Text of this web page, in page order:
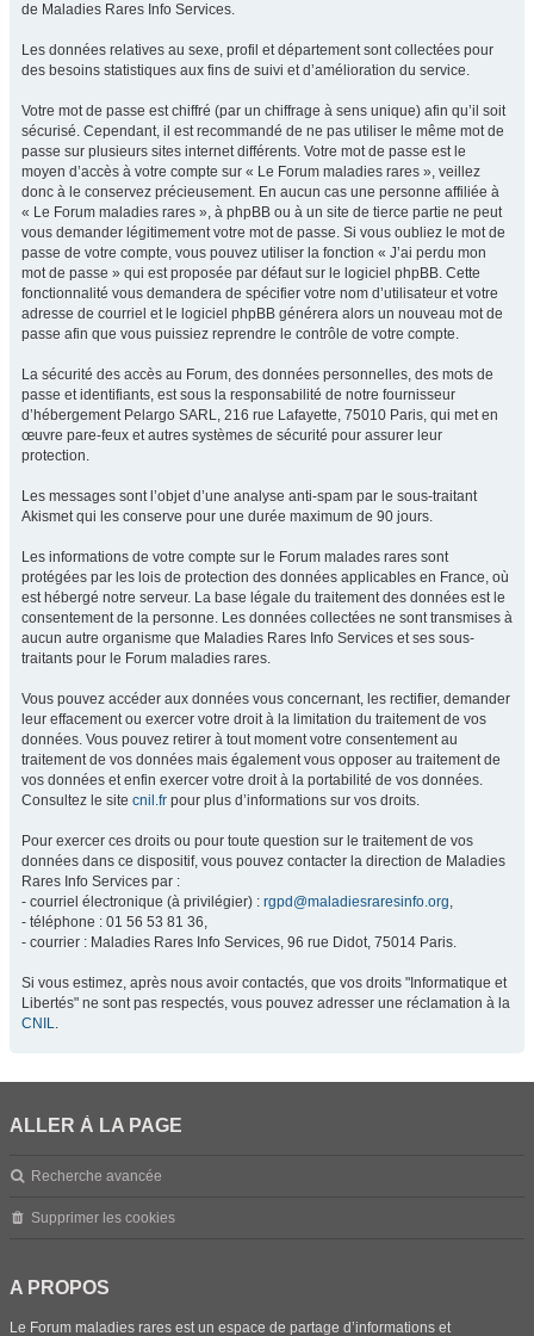
de Maladies Rares Info Services.
Les données relatives au sexe, profil et département sont collectées pour
des besoins statistiques aux fins de suivi et d’amélioration du service.
Votre mot de passe est chiffré (par un chiffrage à sens unique) afin qu’il soit
sécurisé. Cependant, il est recommandé de ne pas utiliser le même mot de
passe sur plusieurs sites internet différents. Votre mot de passe est le
moyen d’accès à votre compte sur « Le Forum maladies rares », veillez
donc à le conservez précieusement. En aucun cas une personne affiliée à
« Le Forum maladies rares », à phpBB ou à un site de tierce partie ne peut
vous demander légitimement votre mot de passe. Si vous oubliez le mot de
passe de votre compte, vous pouvez utiliser la fonction « J’ai perdu mon
mot de passe » qui est proposée par défaut sur le logiciel phpBB. Cette
fonctionnalité vous demandera de spécifier votre nom d’utilisateur et votre
adresse de courriel et le logiciel phpBB générera alors un nouveau mot de
passe afin que vous puissiez reprendre le contrôle de votre compte.
La sécurité des accès au Forum, des données personnelles, des mots de
passe et identifiants, est sous la responsabilité de notre fournisseur
d’hébergement Pelargo SARL, 216 rue Lafayette, 75010 Paris, qui met en
œuvre pare-feux et autres systèmes de sécurité pour assurer leur
protection.
Les messages sont l’objet d’une analyse anti-spam par le sous-traitant
Akismet qui les conserve pour une durée maximum de 90 jours.
Les informations de votre compte sur le Forum malades rares sont
protégées par les lois de protection des données applicables en France, où
est hébergé notre serveur. La base légale du traitement des données est le
consentement de la personne. Les données collectées ne sont transmises à
aucun autre organisme que Maladies Rares Info Services et ses sous-
traitants pour le Forum maladies rares.
Vous pouvez accéder aux données vous concernant, les rectifier, demander
leur effacement ou exercer votre droit à la limitation du traitement de vos
données. Vous pouvez retirer à tout moment votre consentement au
traitement de vos données mais également vous opposer au traitement de
vos données et enfin exercer votre droit à la portabilité de vos données.
Consultez le site cnil.fr pour plus d’informations sur vos droits.
Pour exercer ces droits ou pour toute question sur le traitement de vos
données dans ce dispositif, vous pouvez contacter la direction de Maladies
Rares Info Services par :
- courriel électronique (à privilégier) : rgpd@maladiesraresinfo.org,
- téléphone : 01 56 53 81 36,
- courrier : Maladies Rares Info Services, 96 rue Didot, 75014 Paris.
Si vous estimez, après nous avoir contactés, que vos droits "Informatique et
Libertés" ne sont pas respectés, vous pouvez adresser une réclamation à la
CNIL.
ALLER À LA PAGE
Recherche avancée
Supprimer les cookies
A PROPOS
Le Forum maladies rares est un espace de partage d’informations et